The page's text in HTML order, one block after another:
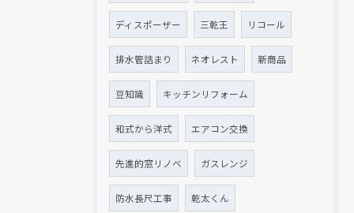
ディスポーザー 三乾王 リコール
排水管詰まり ネオレスト 新商品
豆知識 キッチンリフォーム
和式から洋式 エアコン交換
先進的窓リノベ ガスレンジ
防水長尺工事 乾太くん